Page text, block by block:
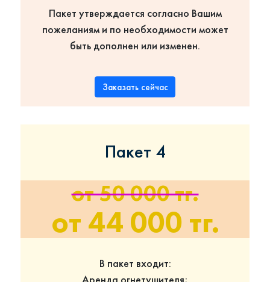
Пакет утверждается согласно Вашим
пожеланиям и по необходимости может
быть дополнен или изменен.
Заказать сейчас
Пакет 4
от 50 000 тг.
от 44 000 тг.
В пакет входит: